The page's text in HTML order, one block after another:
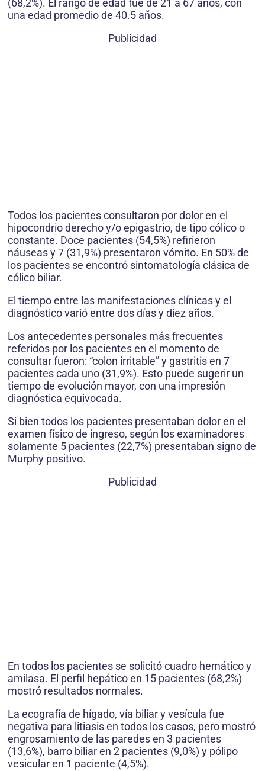
(68,2%). El rango de edad fue de 21 a 67 años, con
una edad promedio de 40.5 años.
Publicidad
Todos los pacientes consultaron por dolor en el
hipocondrio derecho y/o epigastrio, de tipo cólico o
constante. Doce pacientes (54,5%) refirieron
náuseas y 7 (31,9%) presentaron vómito. En 50% de
los pacientes se encontró sintomatología clásica de
cólico biliar.
El tiempo entre las manifestaciones clínicas y el
diagnóstico varió entre dos días y diez años.
Los antecedentes personales más frecuentes
referidos por los pacientes en el momento de
consultar fueron: “colon irritable” y gastritis en 7
pacientes cada uno (31,9%). Esto puede sugerir un
tiempo de evolución mayor, con una impresión
diagnóstica equivocada.
Si bien todos los pacientes presentaban dolor en el
examen físico de ingreso, según los examinadores
solamente 5 pacientes (22,7%) presentaban signo de
Murphy positivo.
Publicidad
En todos los pacientes se solicitó cuadro hemático y
amilasa. El perfil hepático en 15 pacientes (68,2%)
mostró resultados normales.
La ecografía de hígado, vía biliar y vesícula fue
negativa para litiasis en todos los casos, pero mostró
engrosamiento de las paredes en 3 pacientes
(13,6%), barro biliar en 2 pacientes (9,0%) y pólipo
vesicular en 1 paciente (4,5%).